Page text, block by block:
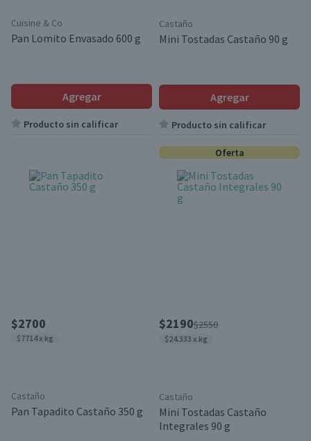
Cuisine & Co
Pan Lomito Envasado 600 g
Agregar
Producto sin calificar
Castaño
Mini Tostadas Castaño 90 g
Agregar
Producto sin calificar
$2700
$7714 x kg
Castaño
Pan Tapadito Castaño 350 g
Oferta
$2190$2550
$24.333 x kg
Castaño
Mini Tostadas Castaño
Integrales 90 g